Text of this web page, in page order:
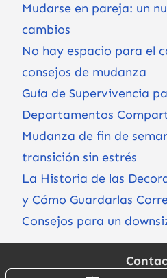
Mudarse en pareja: un
cambios
No hay espacio para el
consejos de mudanza
Guía de Supervivencia
Departamentos
Mudanza de fin de
transición sin estrés
La Historia de las
y Cómo Guardarlas
Consejos para un